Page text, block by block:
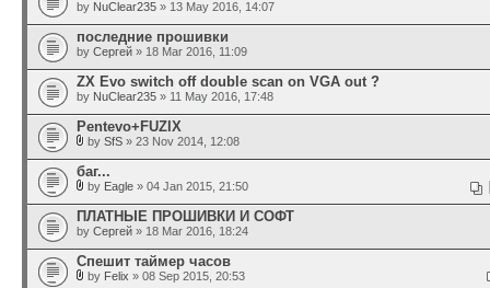
by NuClear235 » 13 May 2016, 14:07
последние прошивки
by Сергей » 18 Mar 2016, 11:09
ZX Evo switch off double scan on VGA out ?
by NuClear235 » 11 May 2016, 17:48
Pentevo+FUZIX
by SfS » 23 Nov 2014, 12:08
баг...
by Eagle » 04 Jan 2015, 21:50
ПЛАТНЫЕ ПРОШИВКИ И СОФТ
by Сергей » 18 Mar 2016, 18:24
Спешит таймер часов
by Felix » 08 Sep 2015, 20:53